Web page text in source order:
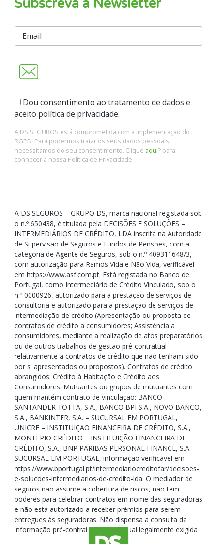
Subscreva a Newsletter
Dou consentimento ao tratamento de dados e
aceito política de privacidade.
A DS SEGUROS está comprometida com a implementação do
RGPD. Para podermos tratar os seus dados pessoais,
necessitamos do seu consentimento. Clique aqui? para
conhecer a nossa Política de Privacidade.
A DS SEGUROS – GRUPO DS, marca nacional registada sob
o n.º 650438, é titulada pela DECISÕES E SOLUÇÕES –
INTERMEDIÁRIOS DE CRÉDITO, LDA inscrita na Autoridade
de Supervisão de Seguros e Fundos de Pensões, com a
categoria de Agente de Seguros, sob o n.º 409311648/3,
com autorização para Ramos Vida e Não Vida, verificável
em https://www.asf.com.pt. Está registada no Banco de
Portugal, como Intermediário de Crédito Vinculado, sob o
n.º 0000926, autorizado para a prestação de serviços de
consultoria e autorizado para a prestação de serviços de
intermediação de crédito (Apresentação ou proposta de
contratos de crédito a consumidores; Assistência a
consumidores, mediante a realização de atos preparatórios
ou de outros trabalhos de gestão pré-contratual
relativamente a contratos de crédito que não tenham sido
por si apresentados ou propostos). Contratos de crédito
abrangidos: Crédito à Habitação e Crédito aos
Consumidores. Mutuantes ou grupos de mutuantes com
quem mantém contrato de vinculação: BANCO
SANTANDER TOTTA, S.A., BANCO BPI S.A., NOVO BANCO,
S.A., BANKINTER, S.A. – SUCURSAL EM PORTUGAL,
UNICRE – INSTITUIÇÃO FINANCEIRA DE CRÉDITO, S.A.,
MONTEPIO CRÉDITO – INSTITUIÇÃO FINANCEIRA DE
CRÉDITO, S.A., BNP PARIBAS PERSONAL FINANCE, S.A. –
SUCURSAL EM PORTUGAL, informação verificável em
https://www.bportugal.pt/intermediariocreditofar/decisoes-
e-solucoes-intermediarios-de-credito-lda. O mediador de
seguros não assume a cobertura de riscos, não tem
poderes para celebrar contratos em nome das seguradoras
e não está autorizado a receber prémios para serem
entregues às seguradoras. Não dispensa a consulta da
informação pré-contratual e contratual legalmente exigida